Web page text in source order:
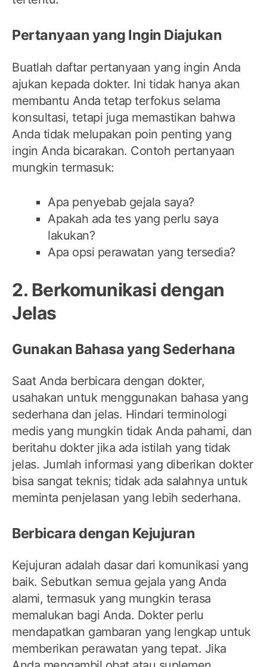
Pertanyaan yang Ingin Diajukan
Buatlah daftar pertanyaan yang ingin Anda
ajukan kepada dokter. Ini tidak hanya akan
membantu Anda tetap terfokus selama
konsultasi, tetapi juga memastikan bahwa
Anda tidak melupakan poin penting yang
ingin Anda bicarakan. Contoh pertanyaan
mungkin termasuk:
Apa penyebab gejala saya?
Apakah ada tes yang perlu saya
lakukan?
Apa opsi perawatan yang tersedia?
2. Berkomunikasi dengan
Jelas
Gunakan Bahasa yang Sederhana
Saat Anda berbicara dengan dokter,
usahakan untuk menggunakan bahasa yang
sederhana dan jelas. Hindari terminologi
medis yang mungkin tidak Anda pahami, dan
beritahu dokter jika ada istilah yang tidak
jelas. Jumlah informasi yang diberikan dokter
bisa sangat teknis; tidak ada salahnya untuk
meminta penjelasan yang lebih sederhana.
Berbicara dengan Kejujuran
Kejujuran adalah dasar dari komunikasi yang
baik. Sebutkan semua gejala yang Anda
alami, termasuk yang mungkin terasa
memalukan bagi Anda. Dokter perlu
mendapatkan gambaran yang lengkap untuk
memberikan perawatan yang tepat. Jika